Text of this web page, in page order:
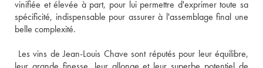
vinifiée et élevée à part, pour lui permettre d'exprimer toute sa
spécificité, indispensable pour assurer à l'assemblage final une
belle complexité.
Les vins de Jean-Louis Chave sont réputés pour leur équilibre,